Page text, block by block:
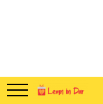
Agende din lemn
Agende 10x10